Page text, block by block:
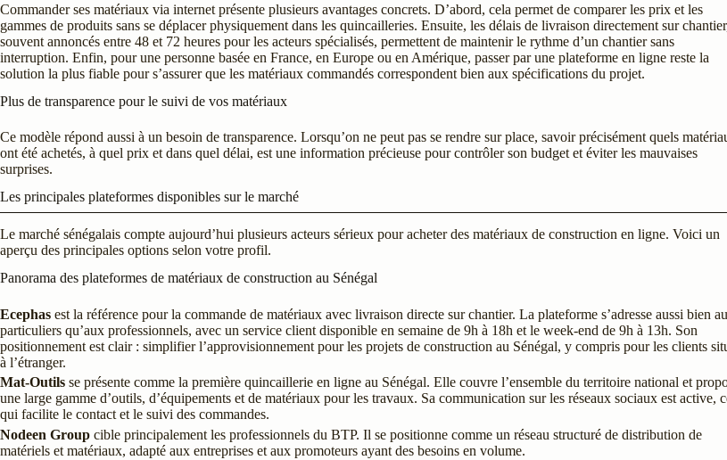
Commander ses matériaux via internet présente plusieurs avantages concrets. D’abord, cela permet de comparer les prix et les
gammes de produits sans se déplacer physiquement dans les quincailleries. Ensuite, les délais de livraison directement sur
souvent annoncés entre 48 et 72 heures pour les acteurs spécialisés, permettent de maintenir le rythme d’un chantier sans
interruption. Enfin, pour une personne basée en France, en Europe ou en Amérique, passer par une plateforme en ligne reste la
solution la plus fiable pour s’assurer que les matériaux commandés correspondent bien aux spécifications du projet.
Plus de transparence pour le suivi de vos matériaux
Ce modèle répond aussi à un besoin de transparence. Lorsqu’on ne peut pas se rendre sur place, savoir précisément quels
ont été achetés, à quel prix et dans quel délai, est une information précieuse pour contrôler son budget et éviter les mauvaises
surprises.
Les principales plateformes disponibles sur le marché
Le marché sénégalais compte aujourd’hui plusieurs acteurs sérieux pour acheter des matériaux de construction en ligne. Voici un
aperçu des principales options selon votre profil.
Panorama des plateformes de matériaux de construction au Sénégal
Ecephas est la référence pour la commande de matériaux avec livraison directe sur chantier. La plateforme s’adresse aussi bien
particuliers qu’aux professionnels, avec un service client disponible en semaine de 9h à 18h et le week-end de 9h à 13h. Son
positionnement est clair : simplifier l’approvisionnement pour les projets de construction au Sénégal, y compris pour les clients
à l’étranger.
Mat-Outils se présente comme la première quincaillerie en ligne au Sénégal. Elle couvre l’ensemble du territoire national et
une large gamme d’outils, d’équipements et de matériaux pour les travaux. Sa communication sur les réseaux sociaux est active,
qui facilite le contact et le suivi des commandes.
Nodeen Group cible principalement les professionnels du BTP. Il se positionne comme un réseau structuré de distribution de
matériels et matériaux, adapté aux entreprises et aux promoteurs ayant des besoins en volume.